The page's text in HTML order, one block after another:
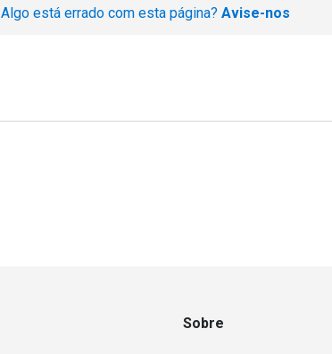
Algo está errado com esta página? Avise-nos
Sobre